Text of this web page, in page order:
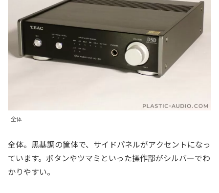
全体
全体。黒基調の筐体で、サイドパネルがアクセントになっ
ています。ボタンやツマミといった操作部がシルバーでわ
かりやすい。